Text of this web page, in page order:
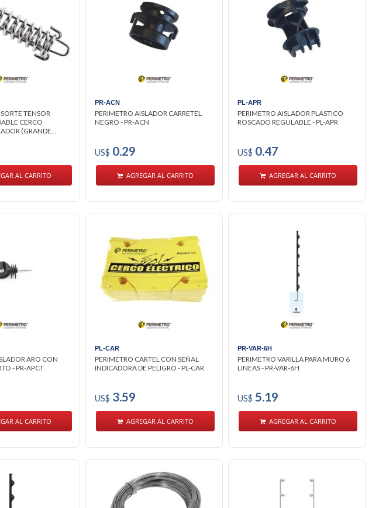
TENSOR
CERCO
(GRANDE...
AL CARRITO
PR-ACN
PERIMETRO AISLADOR CARRETEL
NEGRO - PR-ACN
US$ 0.29
AGREGAR AL CARRITO
PL-APR
PERIMETRO AISLADOR PLASTICO
ROSCADO REGULABLE - PL-APR
US$ 0.47
AGREGAR AL CARRITO
ARO CON
- PR-APCT
AL CARRITO
PL-CAR
PERIMETRO CARTEL CON SEÑAL
INDICADORA DE PELIGRO - PL-CAR
US$ 3.59
AGREGAR AL CARRITO
PR-VAR-6H
PERIMETRO VARILLA PARA MURO 6
LINEAS - PR-VAR-6H
US$ 5.19
AGREGAR AL CARRITO